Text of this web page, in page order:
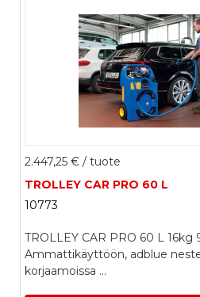
2.447,25 € / tuote
TROLLEY CAR PRO 60 L
10773
TROLLEY CAR PRO 60 L 16kg
Ammattikäyttöön, adblue
korjaamoissa ...